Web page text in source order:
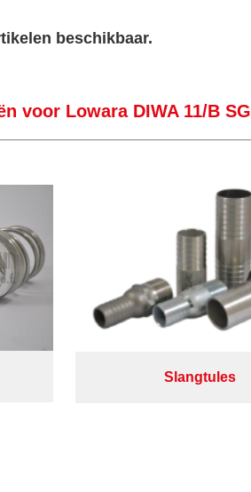
beschikbaar.
voor Lowara DIWA 11/B SG
Slangtules